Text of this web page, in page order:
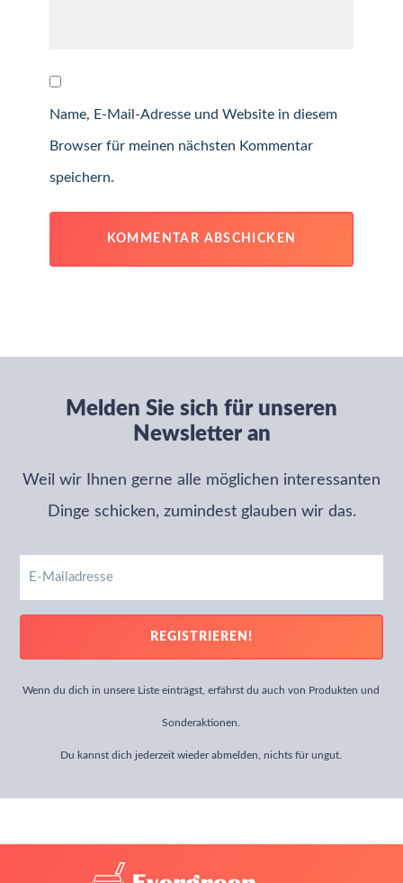
Name, E-Mail-Adresse und Website in diesem
Browser für meinen nächsten Kommentar
speichern.
Melden Sie sich für unseren
Newsletter an
Weil wir Ihnen gerne alle möglichen interessanten
Dinge schicken, zumindest glauben wir das.
E-
Mailadresse
REGISTRIEREN!
Wenn du dich in unsere Liste einträgst, erfährst du auch von Produkten und
Sonderaktionen.
Du kannst dich jederzeit wieder abmelden, nichts für ungut.